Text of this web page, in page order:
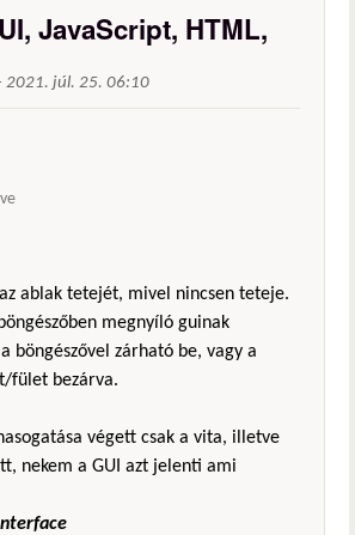
JavaScript, HTML,
2021. júl. 25. 06:10
ablak tetejét, mivel nincsen teteje.
megnyíló guinak
böngészővel zárható be, vagy a
fület bezárva.
végett csak a vita, illetve
nekem a GUI azt jelenti ami